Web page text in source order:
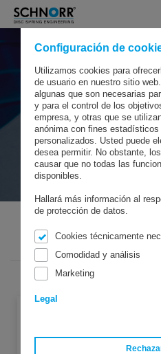
Configuración de
Utilizamos cookies para
de usuario en nuestro sitio
algunas que son necesarias
y para el control de los
empresa, y otras que se
anónima con fines
personalizados. Usted puede
desea permitir. No obstante,
causar que no todas las
disponibles.
Hallará más información al
de protección de datos.
Cookies técnicamente
Comodidad y análisis
Marketing
Legal